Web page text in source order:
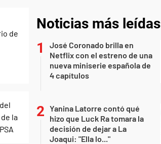
Noticias más leídas
José Coronado brilla en
Netflix con el estreno de una
nueva miniserie española de
4 capítulos
Yanina Latorre contó qué
hizo que Luck Ra tomara la
decisión de dejar a La
Joaqui: "Ella lo..."